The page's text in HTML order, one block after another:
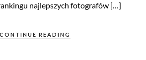
najlepszych fotografów […]
CONTINUE READING